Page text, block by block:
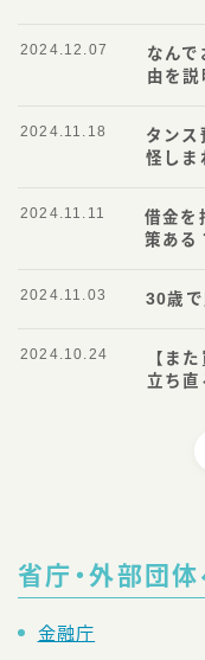
なん
由を説
2024.12.07
タンス
怪しま
2024.11.18
借金を
策ある
2024.11.11
30歳
2024.11.03
【ま
立ち直
2024.10.24
省庁・外部団体
金融庁